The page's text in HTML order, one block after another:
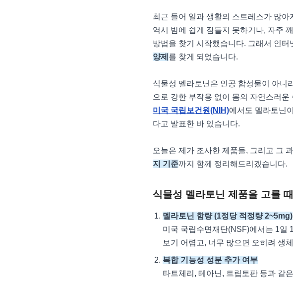
최근 들어 일과 생활의 스트레스가 많
역시 밤에 쉽게 잠들지 못하거나, 자주
방법을 찾기 시작했습니다. 그래서 인
양제 를 찾게 되었습니다.
식물성 멜라토닌은 인공 합성물이 아니
으로 강한 부작용 없이 몸의 자연스러
미국 국립보건원(NIH)에서도 멜라토닌이
다고 발표한 바 있습니다.
오늘은 제가 조사한 제품들, 그리고 그
지 기준까지 함께 정리해드리겠습니다.
식물성 멜라토닌 제품을 고를
멜라토닌 함량 (1정당 적정량 2~5mg)
미국 국립수면재단(NSF)에서는 1일
보기 어렵고, 너무 많으면 오히려 생
복합 기능성 성분 추가 여부
타트체리, 테아닌, 트립토판 등과 같